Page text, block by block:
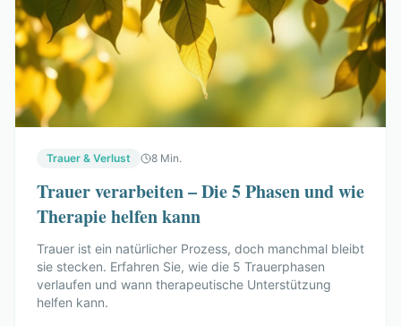
Trauer & Verlust 8 Min.
Trauer verarbeiten – Die 5 Phasen und wie
Therapie helfen kann
Trauer ist ein natürlicher Prozess, doch manchmal bleibt
sie stecken. Erfahren Sie, wie die 5 Trauerphasen
verlaufen und wann therapeutische Unterstützung
helfen kann.